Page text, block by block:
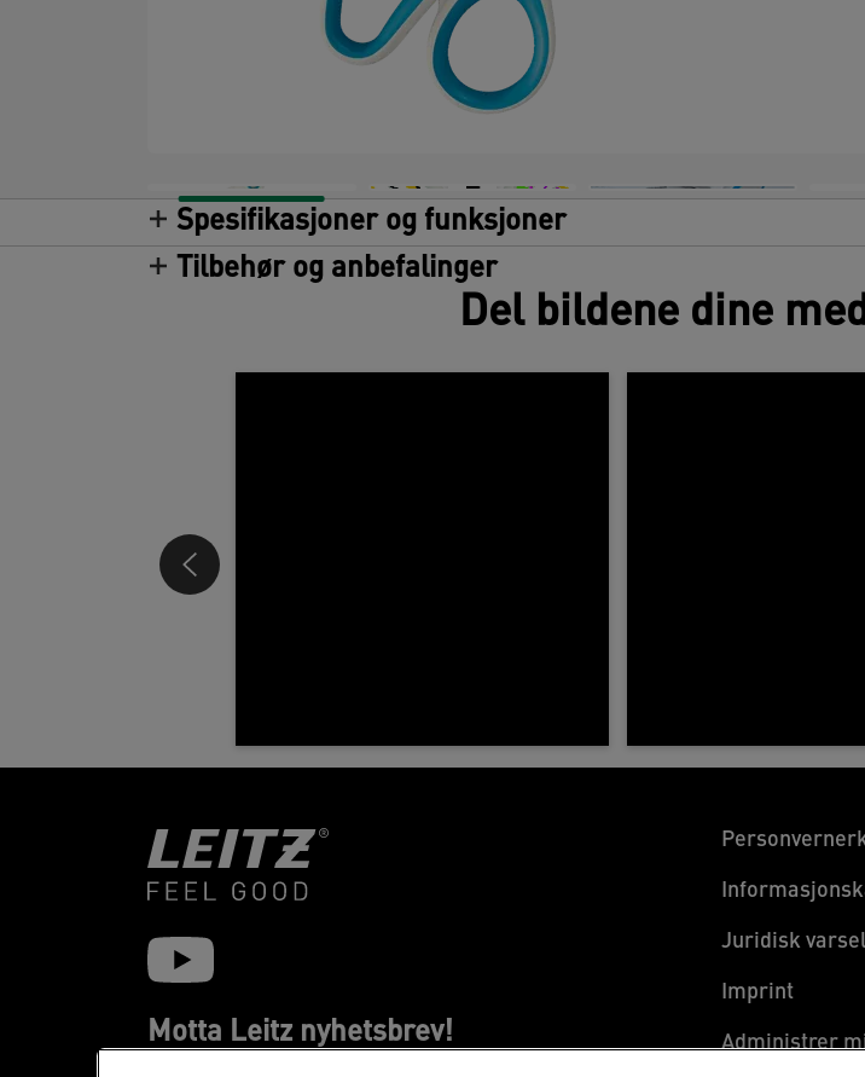
Spesifikasjoner og funksjoner
Tilbehør og anbefalinger
Del bildene dine
Motta Leitz nyhetsbrev!
Juridisk varsel
Imprint
Administrer